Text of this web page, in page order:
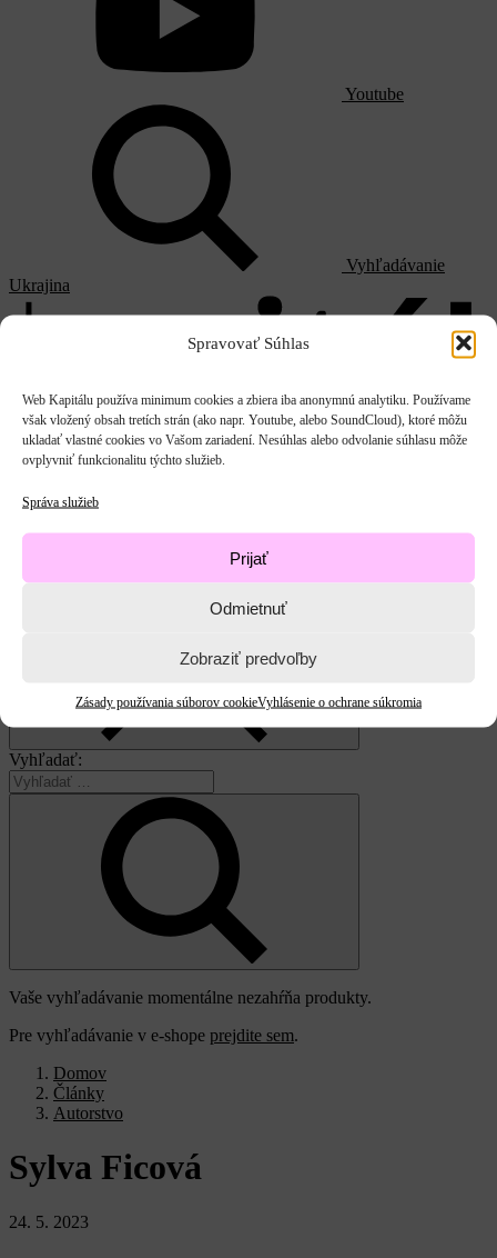
Spravovať Súhlas
Web Kapitálu používa minimum cookies a zbiera iba anonymnú analytiku. Používame
však vložený obsah tretích strán (ako napr. Youtube, alebo SoundCloud), ktoré môžu
ukladať vlastné cookies vo Vašom zariadení. Nesúhlas alebo odvolanie súhlasu môže
ovplyvniť funkcionalitu týchto služieb.
Správa služieb
Prijať
Odmietnuť
Zobraziť predvoľby
Zásady používania súborov cookieVyhlásenie o ochrane súkromia
Youtube
Vyhľadávanie
Ukrajina
Kapitál
E-shop Podporte nás Podporte
Hľadať
Vyhľadať:
Vaše vyhľadávanie momentálne nezahŕňa produkty.
Pre vyhľadávanie v e-shope prejdite sem.
Domov
Články
Autorstvo
Sylva Ficová
24. 5. 2023